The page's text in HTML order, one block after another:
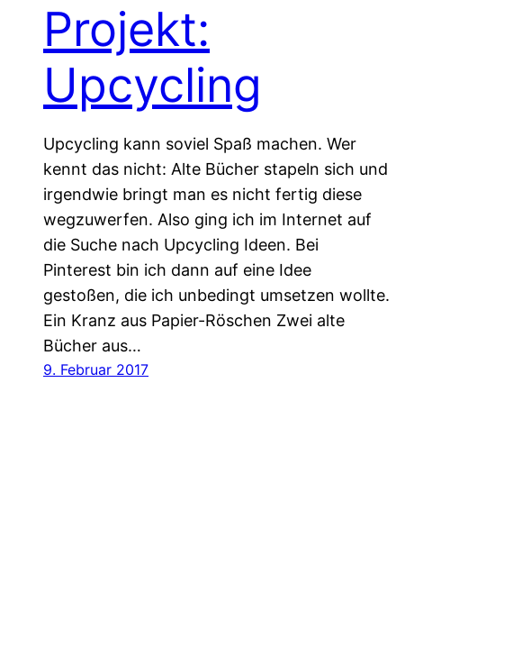
Projekt:
Upcycling
Upcycling kann soviel Spaß machen. Wer
kennt das nicht: Alte Bücher stapeln sich und
irgendwie bringt man es nicht fertig diese
wegzuwerfen. Also ging ich im Internet auf
die Suche nach Upcycling Ideen. Bei
Pinterest bin ich dann auf eine Idee
gestoßen, die ich unbedingt umsetzen wollte.
Ein Kranz aus Papier-Röschen Zwei alte
Bücher aus…
9. Februar 2017